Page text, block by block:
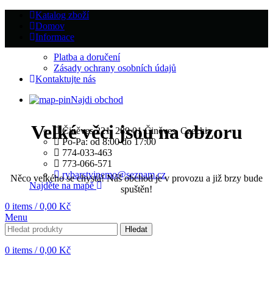
Katalog zboží
Domov
Informace
Platba a doručení
Zásady ochrany osobních údajů
Kontaktujte nás
Najdi obchod
Činěves 221, 289 01 Činěves, Czechia
Po-Pa: od 8:00 do 17:00
774-033-463
773-066-571
rybarstvinemo@seznam.cz
Najděte na mapě
0 items / 0,00 Kč
Menu
Hledat
0 items / 0,00 Kč
Velké věci jsou na obzoru
Něco velkého se chystá! Náš obchod je v provozu a již brzy bude
spuštěn!